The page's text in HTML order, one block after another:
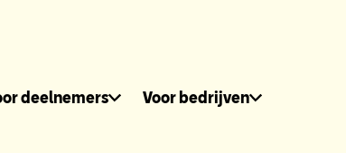
deelnemers Voor bedrijven